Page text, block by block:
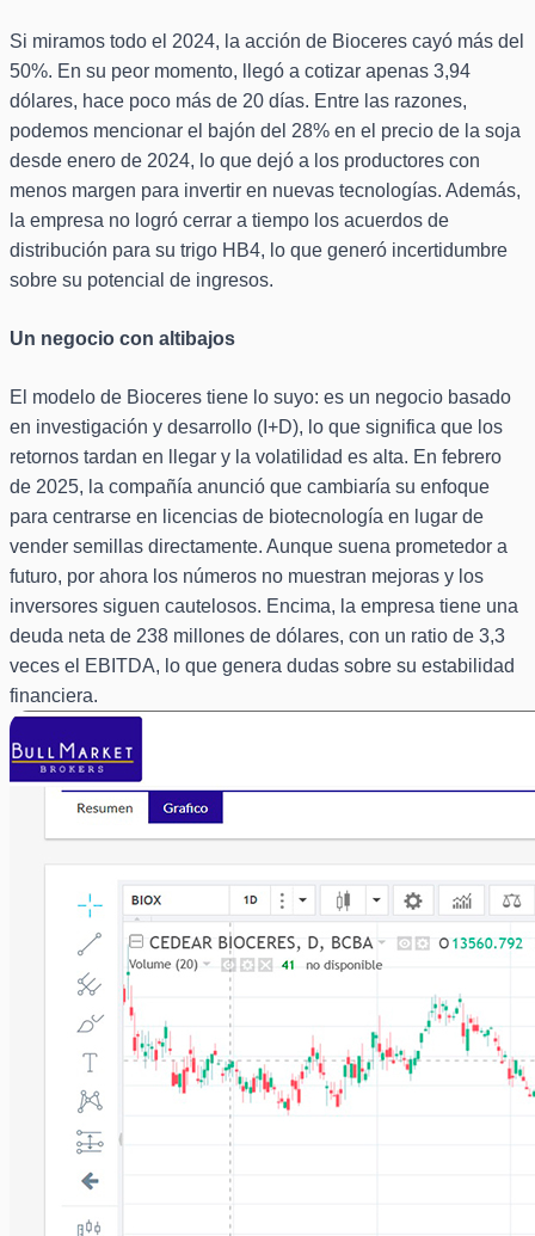
Si miramos todo el 2024, la acción de Bioceres cayó más del
50%. En su peor momento, llegó a cotizar apenas 3,94
dólares, hace poco más de 20 días. Entre las razones,
podemos mencionar el bajón del 28% en el precio de la soja
desde enero de 2024, lo que dejó a los productores con
menos margen para invertir en nuevas tecnologías. Además,
la empresa no logró cerrar a tiempo los acuerdos de
distribución para su trigo HB4, lo que generó incertidumbre
sobre su potencial de ingresos.
Un negocio con altibajos
El modelo de Bioceres tiene lo suyo: es un negocio basado
en investigación y desarrollo (I+D), lo que significa que los
retornos tardan en llegar y la volatilidad es alta. En febrero
de 2025, la compañía anunció que cambiaría su enfoque
para centrarse en licencias de biotecnología en lugar de
vender semillas directamente. Aunque suena prometedor a
futuro, por ahora los números no muestran mejoras y los
inversores siguen cautelosos. Encima, la empresa tiene una
deuda neta de 238 millones de dólares, con un ratio de 3,3
veces el EBITDA, lo que genera dudas sobre su estabilidad
financiera.